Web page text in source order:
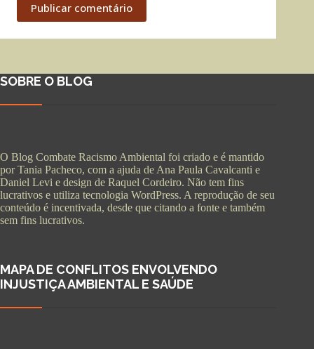
Publicar comentário
SOBRE O BLOG
O Blog Combate Racismo Ambiental foi criado e é mantido
por Tania Pacheco, com a ajuda de Ana Paula Cavalcanti e
Daniel Levi e design de Raquel Cordeiro. Não tem fins
lucrativos e utiliza tecnologia WordPress. A reprodução de seu
conteúdo é incentivada, desde que citando a fonte e também
sem fins lucrativos.
MAPA DE CONFLITOS ENVOLVENDO
INJUSTIÇA AMBIENTAL E SAÚDE